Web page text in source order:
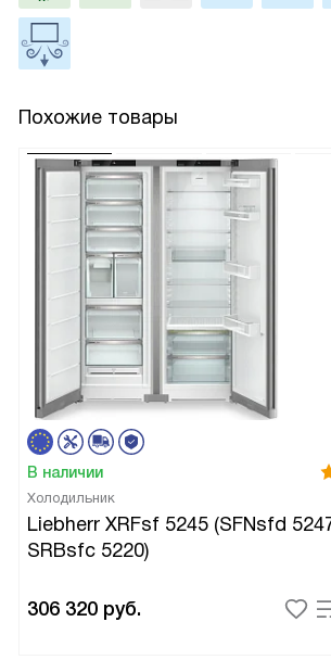
Похожие товары
В наличии
Холодильник
Liebherr XRFsf 5245 (SFNsfd
SRBsfc 5220)
306 320 руб.